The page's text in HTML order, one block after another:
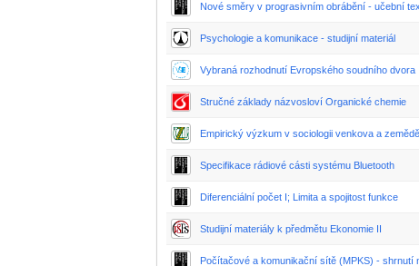
Nové směry v prograsivním obrábění - učební
Psychologie a komunikace - studijní materiál
Vybraná rozhodnutí Evropského soudního dvora
Stručné základy názvosloví Organické chemie
Empirický výzkum v sociologii venkova a
Specifikace rádiové cásti systému Bluetooth
Diferenciální počet I; Limita a spojitost funkce
Studijní materiály k předmětu Ekonomie II
Počítačové a komunikační sítě (MPKS) - shrnutí